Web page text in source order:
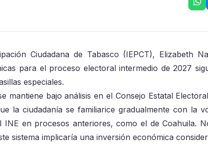
Ciudadana de Tabasco (IEPCT), Elizabeth
para el proceso electoral intermedio de 2027
especiales.
mantiene bajo análisis en el Consejo Estatal
la ciudadanía se familiarice gradualmente con la
en procesos anteriores, como el de Coahuila.
sistema implicaría una inversión económica